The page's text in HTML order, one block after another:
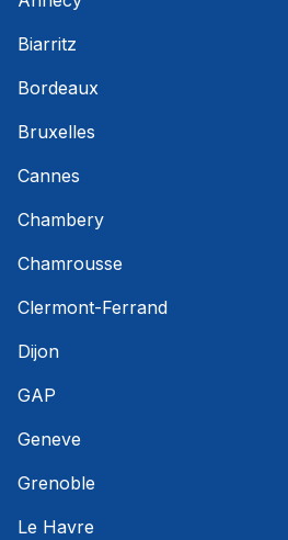
Biarritz
Bordeaux
Bruxelles
Cannes
Chambery
Chamrousse
Clermont-Ferrand
Dijon
GAP
Geneve
Grenoble
Le Havre